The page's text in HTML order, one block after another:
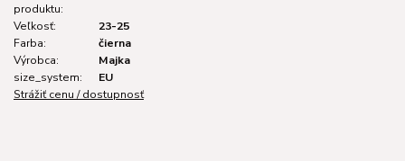
produktu:
Veľkosť:
23-25
Farba:
čierna
Výrobca:
Majka
size_system:
EU
Strážiť cenu / dostupnosť